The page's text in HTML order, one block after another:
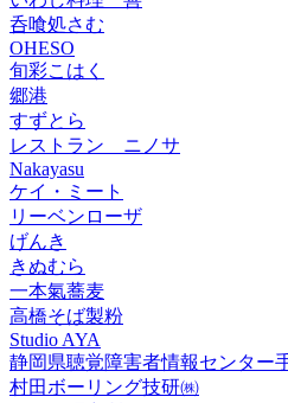
呑喰処さむ
OHESO
旬彩こはく
郷港
すずとら
レストラン ニノサ
Nakayasu
ケイ・ミート
リーベンローザ
げんき
きぬむら
一本氣蕎麦
高橋そば製粉
Studio AYA
静岡県聴覚障害者情報センター
村田ボーリング技研㈱